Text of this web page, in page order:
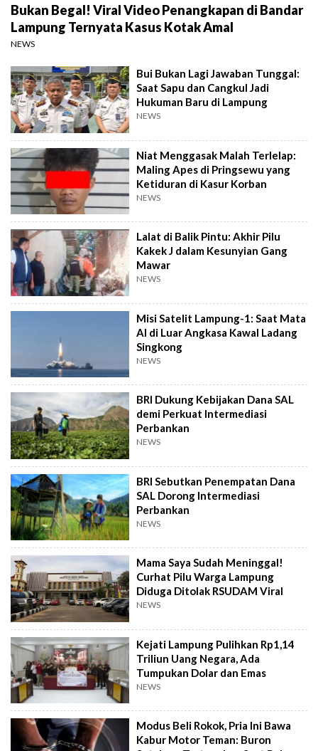
Bukan Begal! Viral Video Penangkapan di Bandar
Lampung Ternyata Kasus Kotak Amal
NEWS
Bui Bukan Lagi Jawaban Tunggal:
Saat Sapu dan Cangkul Jadi
Hukuman Baru di Lampung
NEWS
Niat Menggasak Malah Terlelap:
Maling Apes di Pringsewu yang
Ketiduran di Kasur Korban
NEWS
Lalat di Balik Pintu: Akhir Pilu
Kakek J dalam Kesunyian Gang
Mawar
NEWS
Misi Satelit Lampung-1: Saat Mata
AI di Luar Angkasa Kawal Ladang
Singkong
NEWS
BRI Dukung Kebijakan Dana SAL
demi Perkuat Intermediasi
Perbankan
NEWS
BRI Sebutkan Penempatan Dana
SAL Dorong Intermediasi
Perbankan
NEWS
Mama Saya Sudah Meninggal!
Curhat Pilu Warga Lampung
Diduga Ditolak RSUDAM Viral
NEWS
Kejati Lampung Pulihkan Rp1,14
Triliun Uang Negara, Ada
Tumpukan Dolar dan Emas
NEWS
Modus Beli Rokok, Pria Ini Bawa
Kabur Motor Teman: Buron